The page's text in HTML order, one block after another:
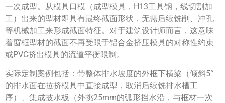
一次成型。从模具口模（成型模具，H13工具钢，线切割加
工）出来的型材即具有最终截面形状，无需后续铣削、冲孔
等机械加工来形成截面特征。对于建筑设计师而言，这意味
着窗框型材的截面不再受限于铝合金挤压模具的对称性约束
或PVC挤出模具的流道平衡限制。
实际定制案例包括：带整体排水坡度的外框下横梁（倾斜5°
的排水面在拉挤模具中直接成型，取消后续铣排水槽工
序）、集成披水板（外挑25mm的弧形挡水沿，与框材一次